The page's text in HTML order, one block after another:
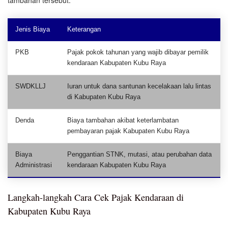
Jenis Biaya Keterangan
PKB
Pajak pokok tahunan yang wajib dibayar pemilik
kendaraan Kabupaten Kubu Raya
SWDKLLJ
Iuran untuk dana santunan kecelakaan lalu lintas
di Kabupaten Kubu Raya
Denda
Biaya tambahan akibat keterlambatan
pembayaran pajak Kabupaten Kubu Raya
Biaya
Administrasi
Penggantian STNK, mutasi, atau perubahan data
kendaraan Kabupaten Kubu Raya
Langkah-langkah Cara Cek Pajak Kendaraan di
Kabupaten Kubu Raya